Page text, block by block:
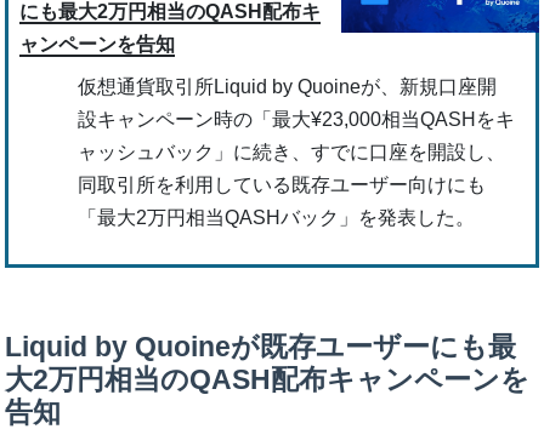
にも最大2万円相当のQASH配布キ
ャンペーンを告知
仮想通貨取引所Liquid by Quoineが、新規口座開
設キャンペーン時の「最大¥23,000相当QASHをキ
ャッシュバック」に続き、すでに口座を開設し、
同取引所を利用している既存ユーザー向けにも
「最大2万円相当QASHバック」を発表した。
Liquid by Quoineが既存ユーザーにも最
大2万円相当のQASH配布キャンペーンを
告知